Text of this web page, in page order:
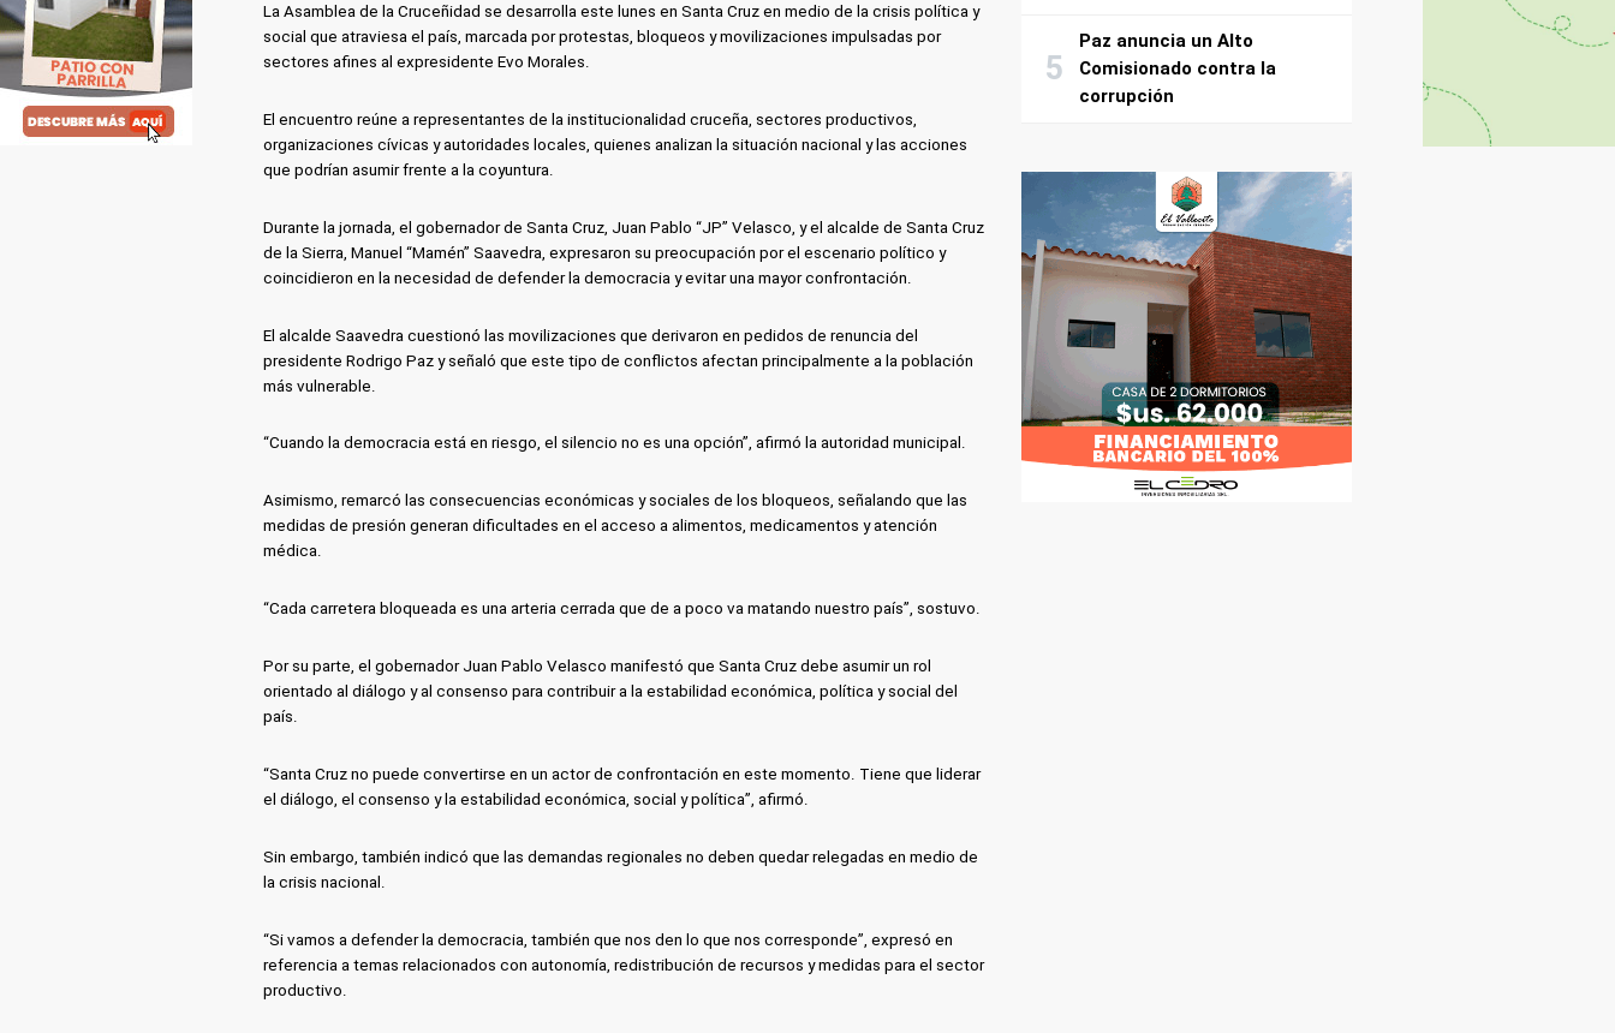
La Asamblea de la Cruceñidad se desarrolla este lunes en Santa Cruz en medio de la crisis política y
social que atraviesa el país, marcada por protestas, bloqueos y movilizaciones impulsadas por
sectores afines al expresidente Evo Morales.
El encuentro reúne a representantes de la institucionalidad cruceña, sectores productivos,
organizaciones cívicas y autoridades locales, quienes analizan la situación nacional y las acciones
que podrían asumir frente a la coyuntura.
Durante la jornada, el gobernador de Santa Cruz, Juan Pablo “JP” Velasco, y el alcalde de Santa Cruz
de la Sierra, Manuel “Mamén” Saavedra, expresaron su preocupación por el escenario político y
coincidieron en la necesidad de defender la democracia y evitar una mayor confrontación.
El alcalde Saavedra cuestionó las movilizaciones que derivaron en pedidos de renuncia del
presidente Rodrigo Paz y señaló que este tipo de conflictos afectan principalmente a la población
más vulnerable.
“Cuando la democracia está en riesgo, el silencio no es una opción”, afirmó la autoridad municipal.
Asimismo, remarcó las consecuencias económicas y sociales de los bloqueos, señalando que las
medidas de presión generan dificultades en el acceso a alimentos, medicamentos y atención
médica.
“Cada carretera bloqueada es una arteria cerrada que de a poco va matando nuestro país”, sostuvo.
Por su parte, el gobernador Juan Pablo Velasco manifestó que Santa Cruz debe asumir un rol
orientado al diálogo y al consenso para contribuir a la estabilidad económica, política y social del
país.
“Santa Cruz no puede convertirse en un actor de confrontación en este momento. Tiene que liderar
el diálogo, el consenso y la estabilidad económica, social y política”, afirmó.
Sin embargo, también indicó que las demandas regionales no deben quedar relegadas en medio de
la crisis nacional.
“Si vamos a defender la democracia, también que nos den lo que nos corresponde”, expresó en
referencia a temas relacionados con autonomía, redistribución de recursos y medidas para el sector
productivo.
Paz anuncia un Alto
Comisionado contra la
corrupción